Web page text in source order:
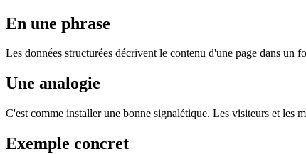
En une phrase
Les données structurées décrivent le contenu d'une page dans un
Une analogie
C'est comme installer une bonne signalétique. Les visiteurs et les
Exemple concret